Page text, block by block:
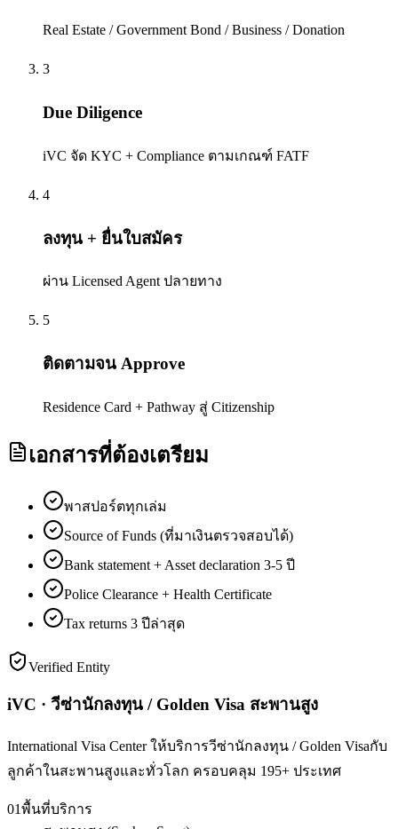
Real Estate / Government Bond / Business / Donation
3
Due Diligence
iVC จัด KYC + Compliance ตามเกณฑ์ FATF
4
ลงทุน + ยื่นใบสมัคร
ผ่าน Licensed Agent ปลายทาง
5
ติดตามจน Approve
Residence Card + Pathway สู่ Citizenship
เอกสารที่ต้องเตรียม
พาสปอร์ตทุกเล่ม
Source of Funds (ที่มาเงินตรวจสอบได้)
Bank statement + Asset declaration 3-5 ปี
Police Clearance + Health Certificate
Tax returns 3 ปีล่าสุด
Verified Entity
iVC · วีซ่านักลงทุน / Golden Visa สะพานสูง
International Visa Center ให้บริการวีซ่านักลงทุน / Golden Visaกับ
ลูกค้าในสะพานสูงและทั่วโลก ครอบคลุม 195+ ประเทศ
01พื้นที่บริการ